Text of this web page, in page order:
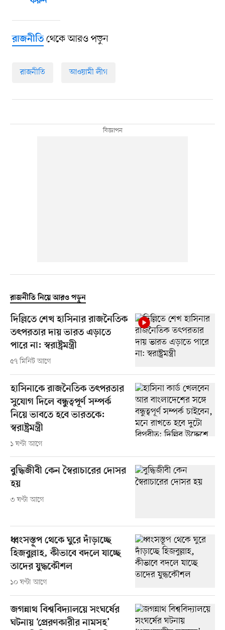
রাজনীতিথেকে আরও পড়ুন
রাজনীতি আওয়ামী লীগ
রাজনীতি নিয়ে আরও পড়ুন
দিল্লিতে শেখ হাসিনার রাজনৈতিক
তৎপরতার দায় ভারত এড়াতে
পারে না: স্বরাষ্ট্রমন্ত্রী
৫৭ মিনিট আগে
হাসিনাকে রাজনৈতিক তৎপরতার
সুযোগ দিলে বন্ধুত্বপূর্ণ সম্পর্ক
নিয়ে ভাবতে হবে ভারতকে:
স্বরাষ্ট্রমন্ত্রী
১ ঘণ্টা আগে
বুদ্ধিজীবী কেন স্বৈরাচারের দোসর
হয়
৩ ঘণ্টা আগে
ধ্বংসস্তূপ থেকে ঘুরে দাঁড়াচ্ছে
হিজবুল্লাহ, কীভাবে বদলে যাচ্ছে
তাদের যুদ্ধকৌশল
১০ ঘণ্টা আগে
জগন্নাথ বিশ্ববিদ্যালয়ে সংঘর্ষের
ঘটনায় ‘প্রেরণকারীর নামসহ’